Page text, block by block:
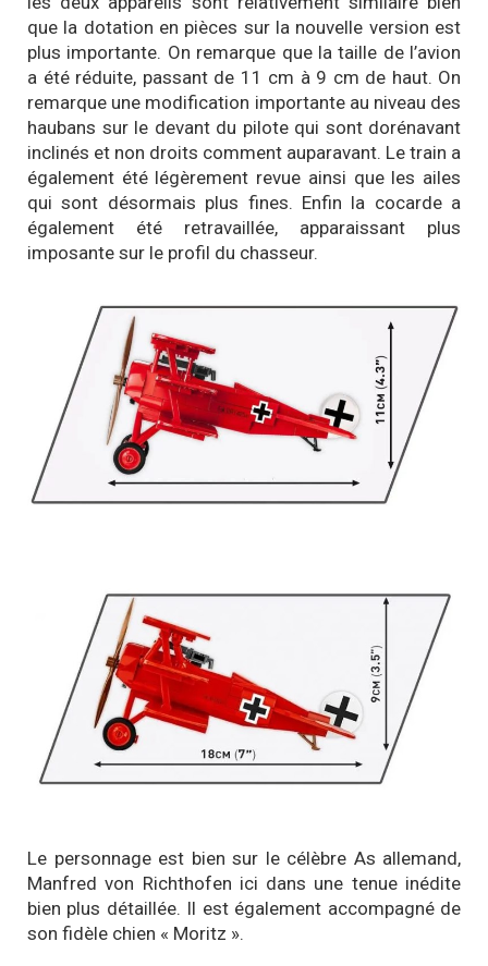
que la dotation en pièces sur la nouvelle version est
plus importante. On remarque que la taille de l’avion
a été réduite, passant de 11 cm à 9 cm de haut. On
remarque une modification importante au niveau des
haubans sur le devant du pilote qui sont dorénavant
inclinés et non droits comment auparavant. Le train a
également été légèrement revue ainsi que les ailes
qui sont désormais plus fines. Enfin la cocarde a
également été retravaillée, apparaissant plus
imposante sur le profil du chasseur.
Le personnage est bien sur le célèbre As allemand,
Manfred von Richthofen ici dans une tenue inédite
bien plus détaillée. Il est également accompagné de
son fidèle chien « Moritz ».